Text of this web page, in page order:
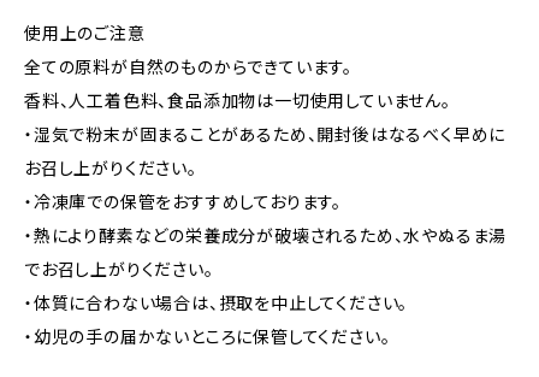
使用上のご注意
全ての原料が自然のものからできています。
香料、人工着色料、食品添加物は一切使用していません。
・湿気で粉末が固まることがあるため、開封後はなるべく早めに
お召し上がりください。
・冷凍庫での保管をおすすめしております。
・熱により酵素などの栄養成分が破壊されるため、水やぬるま湯
でお召し上がりください。
・体質に合わない場合は、摂取を中止してください。
・幼児の手の届かないところに保管してください。